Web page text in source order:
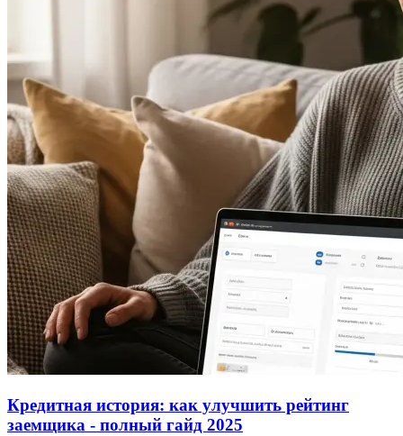
Кредитная история: как улучшить рейтинг
заемщика - полный гайд 2025